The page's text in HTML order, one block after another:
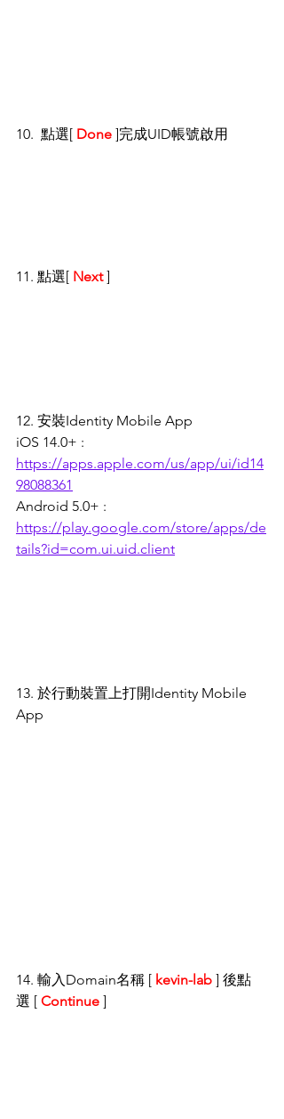
10.  點選[ Done ]完成UID帳號啟用
11. 點選[ Next ]
12. 安裝Identity Mobile App
iOS 14.0+ :
https://apps.apple.com/us/app/ui/id14
98088361
Android 5.0+ :
https://play.google.com/store/apps/de
tails?id=com.ui.uid.client
13. 於行動裝置上打開Identity Mobile
App
14. 輸入Domain名稱 [ kevin-lab ] 後點
選 [ Continue ]